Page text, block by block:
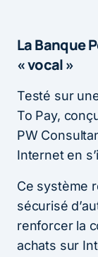
La Banque
« vocal »
Testé sur
To Pay,
PW
Internet en
Ce système
sécurisé
renforcer la
achats sur